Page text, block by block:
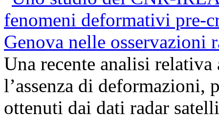
Una recente analisi
l’assenza di
ottenuti dai dati radar